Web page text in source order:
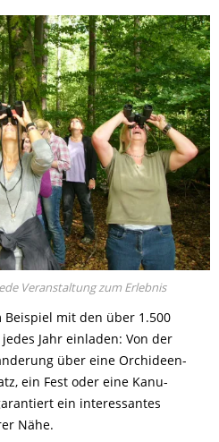
Veranstaltung zum Erlebnis
Beispiel mit den über 1.500
Jahr einladen: Von der
über eine Orchideen-
ein Fest oder eine Kanu-
ein interessantes
Nähe.